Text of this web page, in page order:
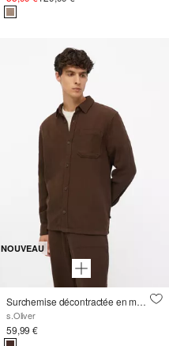
NOUVEAU
Surchemise décontractée en mousseline de coton
s.Oliver
59,99 €